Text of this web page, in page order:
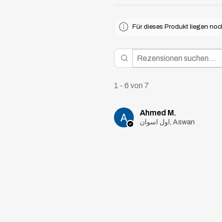
Für dieses Produkt liegen
1 - 6 von 7
Ahmed M.
اول اسوان, Aswan